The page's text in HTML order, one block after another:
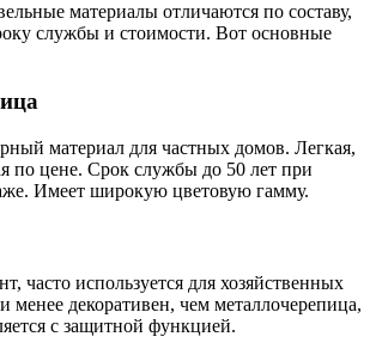
материалы отличаются по составу,
службы и стоимости. Вот основные
материал для частных домов. Легкая,
по цене. Срок службы до 50 лет при
Имеет широкую цветовую гамму.
часто используется для хозяйственных
менее декоративен, чем металлочерепица,
с защитной функцией.